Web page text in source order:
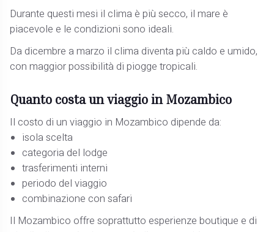
Durante questi mesi il clima è più secco, il mare è
piacevole e le condizioni sono ideali.
Da dicembre a marzo il clima diventa più caldo e umido,
con maggior possibilità di piogge tropicali.
Quanto costa un viaggio in Mozambico
Il costo di un viaggio in Mozambico dipende da:
isola scelta
categoria del lodge
trasferimenti interni
periodo del viaggio
combinazione con safari
Il Mozambico offre soprattutto esperienze boutique e di